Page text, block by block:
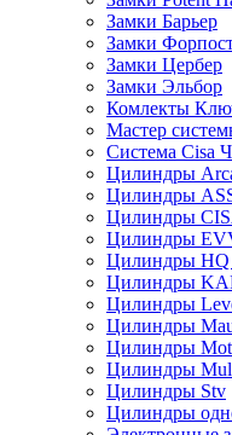
Замки Барьер
Замки
Замки Цербер
Замки Эльбор
Комлекты
Мастер
Система Cisa
Цилиндры
Цилиндры
Цилиндры
Цилиндры
Цилиндры
Цилиндры
Цилиндры
Цилиндры
Цилиндры
Цилиндры
Цилиндры Stv
Цилиндры